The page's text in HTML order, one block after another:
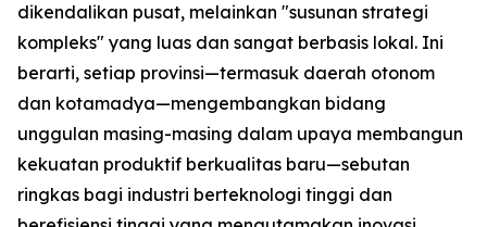
dikendalikan pusat, melainkan "susunan strategi
kompleks" yang luas dan sangat berbasis lokal. Ini
berarti, setiap provinsi—termasuk daerah otonom
dan kotamadya—mengembangkan bidang
unggulan masing-masing dalam upaya membangun
kekuatan produktif berkualitas baru—sebutan
ringkas bagi industri berteknologi tinggi dan